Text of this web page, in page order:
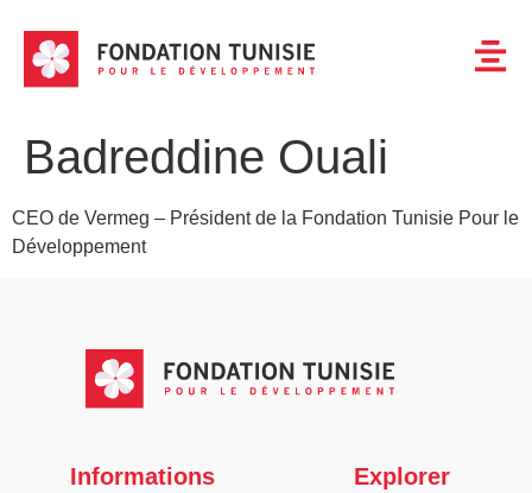
Badreddine Ouali
CEO de Vermeg – Président de la Fondation Tunisie Pour le
Développement
Informations Explorer